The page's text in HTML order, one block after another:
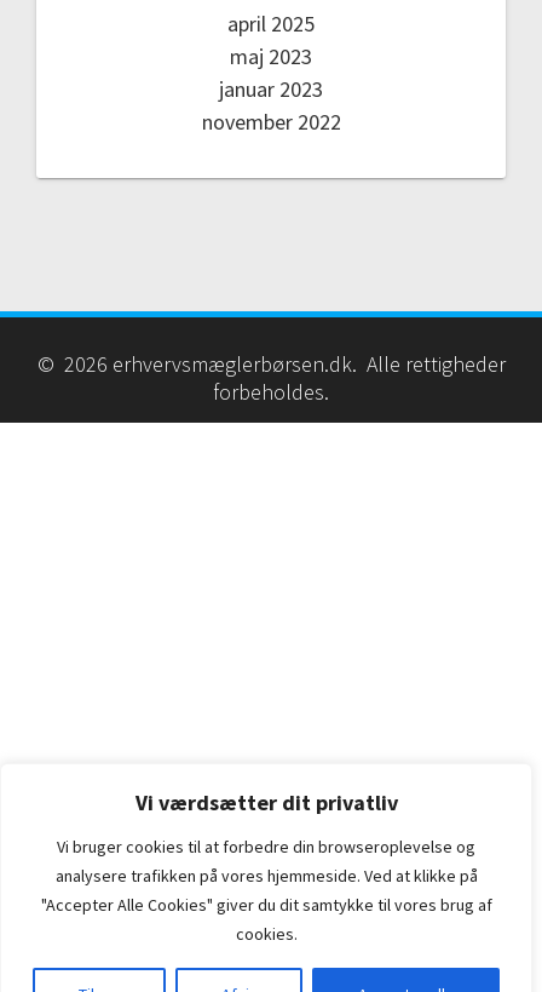
Vi værdsætter dit privatliv
Vi bruger cookies til at forbedre din browseroplevelse og
analysere trafikken på vores hjemmeside. Ved at klikke på
"Accepter Alle Cookies" giver du dit samtykke til vores brug af
cookies.
april 2025
maj 2023
januar 2023
november 2022
© 2026 erhvervsmæglerbørsen.dk. Alle rettigheder
forbeholdes.